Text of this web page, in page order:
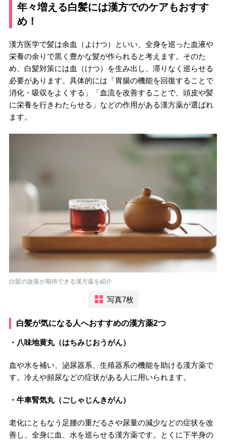
年々増える白髪には漢方でのケアもおすす
め！
漢方医学で髪は余血（よけつ）といい、全身を巡った血液や
栄養の余りで黒く豊かな髪が作られると考えます。そのた
め、白髪対策には血（けつ）を生み出し、滞りなく巡らせる
必要があります。具体的には「胃腸の機能を回復することで
消化・吸収をよくする」「血流を改善することで、頭皮や髪
に栄養を行きわたらせる」などの作用がある漢方薬が選ばれ
ます。
白髪の改善が期待できる漢方薬を紹介
写真7枚
白髪が気になる人へおすすめの漢方薬2つ
・八味地黄丸（はちみじおうがん）
血や水を補い、泌尿器系、生殖器系の機能を助ける漢方薬で
す。冷えや頻尿などの症状がある人に用いられます。
・牛車腎気丸（ごしゃじんきがん）
老化にともなう足腰の重だるさや尿量の減少などの症状を改
善し、全身に血、水を巡らせる漢方薬です。とくに下半身の